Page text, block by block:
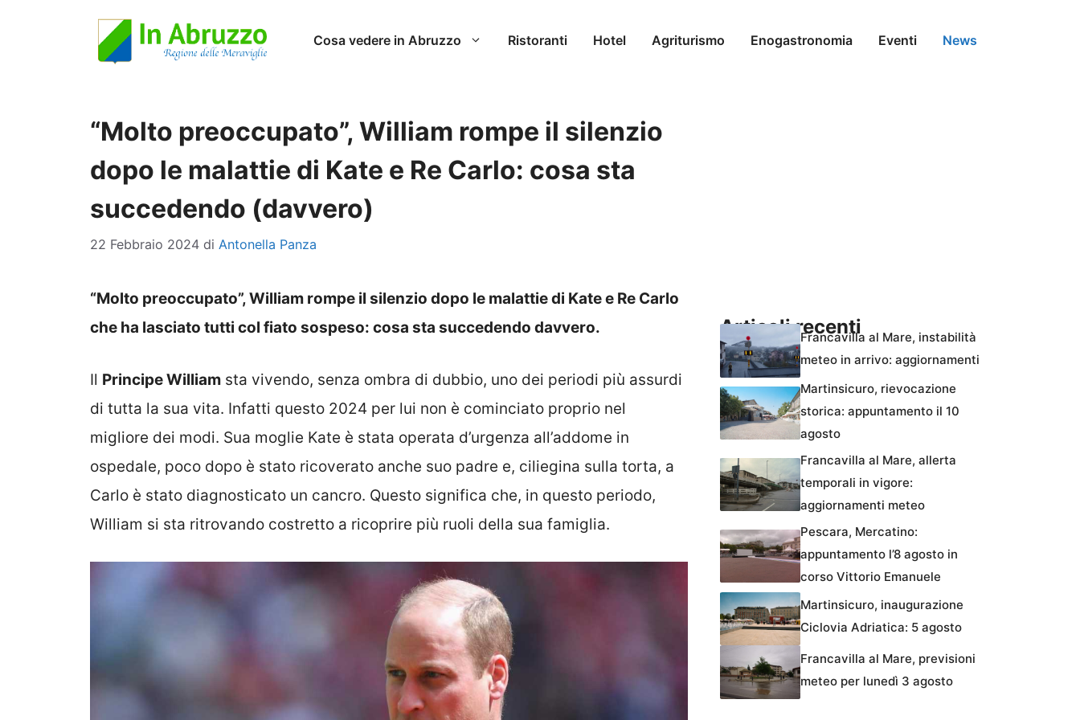
Cosa vedere in Abruzzo Ristoranti Hotel Agriturismo Enogastronomia Eventi News
“Molto preoccupato”, William rompe il silenzio
dopo le malattie di Kate e Re Carlo: cosa sta
succedendo (davvero)
22 Febbraio 2024 di Antonella Panza
“Molto preoccupato”, William rompe il silenzio dopo le malattie di Kate e Re Carlo
che ha lasciato tutti col fiato sospeso: cosa sta succedendo davvero.
Il Principe William sta vivendo, senza ombra di dubbio, uno dei periodi più assurdi
di tutta la sua vita. Infatti questo 2024 per lui non è cominciato proprio nel
migliore dei modi. Sua moglie Kate è stata operata d’urgenza all’addome in
ospedale, poco dopo è stato ricoverato anche suo padre e, ciliegina sulla torta, a
Carlo è stato diagnosticato un cancro. Questo significa che, in questo periodo,
William si sta ritrovando costretto a ricoprire più ruoli della sua famiglia.
Articoli recentiFrancavilla al Mare, instabilità
meteo in arrivo: aggiornamenti
Martinsicuro, rievocazione
storica: appuntamento il 10
agosto
Francavilla al Mare, allerta
temporali in vigore:
aggiornamenti meteo
Pescara, Mercatino:
appuntamento l’8 agosto in
corso Vittorio Emanuele
Martinsicuro, inaugurazione
Ciclovia Adriatica: 5 agosto
Francavilla al Mare, previsioni
meteo per lunedì 3 agosto